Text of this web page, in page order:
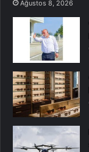
Ağustos 8, 2026